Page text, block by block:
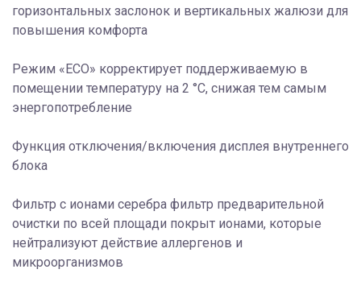
горизонтальных заслонок и вертикальных жалюзи для
повышения комфорта
Режим «ECO» корректирует поддерживаемую в
помещении температуру на 2 °С, снижая тем самым
энергопотребление
Функция отключения/включения дисплея внутреннего
блока
Фильтр c ионами серебра фильтр предварительной
очистки по всей площади покрыт ионами, которые
нейтрализуют действие аллергенов и
микроорганизмов